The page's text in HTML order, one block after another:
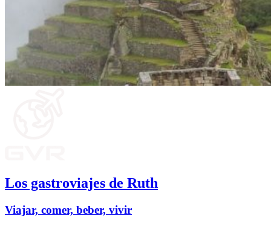
Los gastroviajes de Ruth
Viajar, comer, beber, vivir